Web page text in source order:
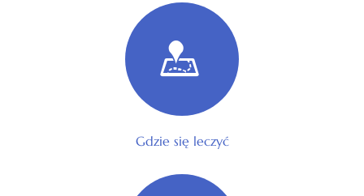
Gdzie się leczyć